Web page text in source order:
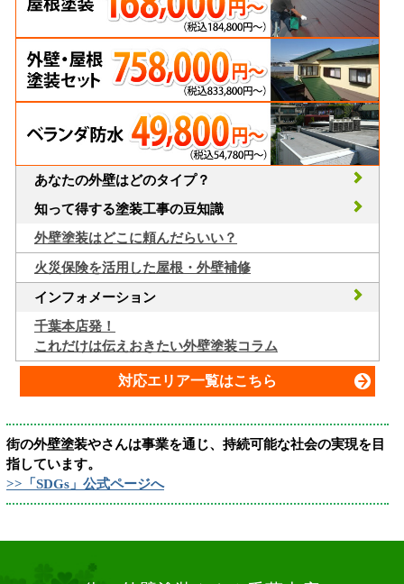
あなたの外壁はどのタイプ？
知って得する塗装工事の豆知識
外壁塗装はどこに頼んだらいい？
火災保険を活用した屋根・外壁補修
インフォメーション
千葉本店発！
これだけは伝えおきたい外壁塗装コラム
対応エリア一覧はこちら
街の外壁塗装やさんは事業を通じ、持続可能な社会の実現を目
指しています。
>>「SDGs」公式ページへ